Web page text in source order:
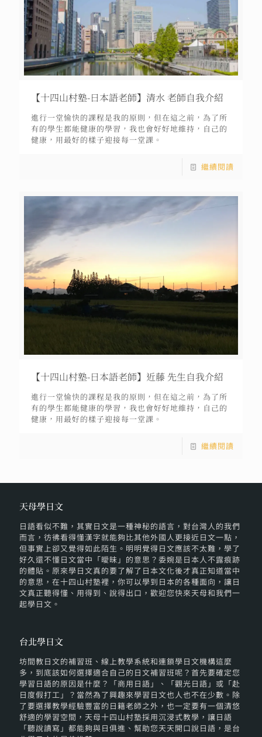
【十四山村塾-日本語老師】清水 老師自我介紹
進行一堂愉快的課程是我的原則，但在這之前，為了所
有的學生都能健康的學習，我也會好好地維持，自己的
健康，用最好的樣子迎接每一堂課。
繼續閱讀
【十四山村塾-日本語老師】近藤 先生自我介紹
進行一堂愉快的課程是我的原則，但在這之前，為了所
有的學生都能健康的學習，我也會好好地維持，自己的
健康，用最好的樣子迎接每一堂課。
繼續閱讀
天母學日文
日語看似不難，其實日文是一種神秘的語言，對台灣人的我們
而言，彷彿看得懂漢字就能夠比其他外國人更接近日文一點，
但事實上卻又覺得如此陌生。明明覺得日文應該不太難，學了
好久還不懂日文當中「曖昧」的意思？委婉是日本人不露痕跡
的體貼。原來學日文真的要了解了日本文化後才真正知道當中
的意思，在十四山村塾裡，你可以學到日本的各種面向，讓日
文真正聽得懂、用得到、說得出口，歡迎您快來天母和我們一
起學日文。
台北學日文
坊間教日文的補習班、線上教學系統和連鎖學日文機構這麼
多，到底該如何選擇適合自己的日文補習班呢？首先要確定您
學習日語的原因是什麼？「商用日語」、「觀光日語」或「赴
日度假打工」？當然為了興趣來學習日文也人也不在少數。除
了要選擇教學經驗豐富的日籍老師之外，也一定要有一個清悠
舒適的學習空間，天母十四山村塾採用沉浸式教學，讓日語
「聽說讀寫」都能夠與日俱進、幫助您天天開口說日語，是台